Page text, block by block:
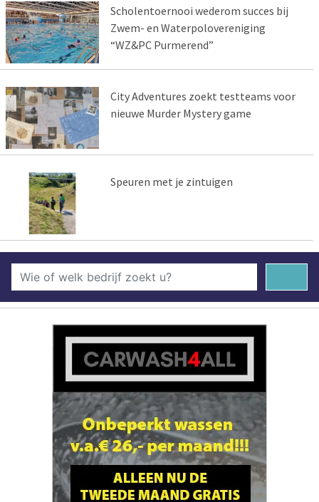
Scholentoernooi wederom succes bij
Zwem- en Waterpolovereniging
“WZ&PC Purmerend”
City Adventures zoekt testteams voor
nieuwe Murder Mystery game
Speuren met je zintuigen